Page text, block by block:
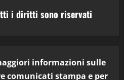
i diritti sono riservati
informazioni sulle
comunicati stampa e per